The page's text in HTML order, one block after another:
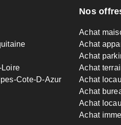
Loire
Cote-D-Azur
Nos
Achat
Achat
Achat
Achat
Achat
Achat
Achat
Achat